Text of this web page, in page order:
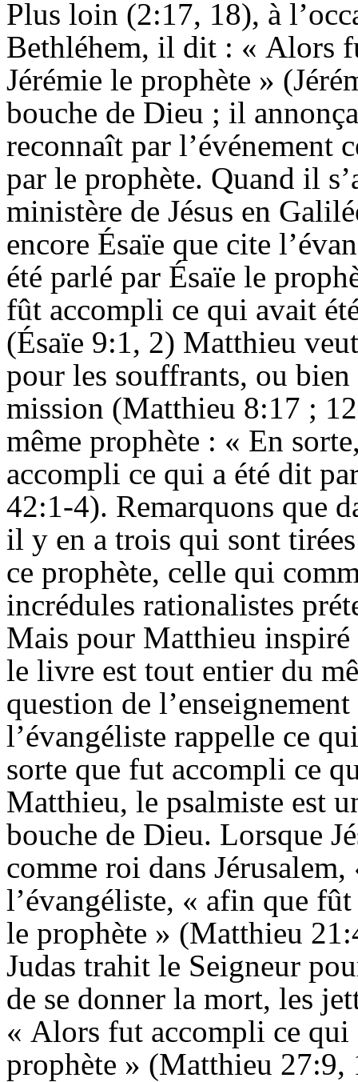
Plus loin (2:17, 18), à
Bethléhem, il dit : « Alors
Jérémie le prophète »
bouche de Dieu ; il
reconnaît par l’événement
par le prophète. Quand il
ministère de Jésus en
encore Ésaïe que cite
été parlé par Ésaïe le
fût accompli ce qui avait
(Ésaïe 9:1, 2) Matthieu
pour les souffrants, ou bien
mission (Matthieu 8:17 ;
même prophète : « En
accompli ce qui a été dit
42:1-4). Remarquons que
il y en a trois qui sont
ce prophète, celle qui
incrédules rationalistes
Mais pour Matthieu inspiré
le livre est tout entier du
question de
l’évangéliste rappelle ce
sorte que fut accompli ce
Matthieu, le psalmiste est
bouche de Dieu. Lorsque
comme roi dans
l’évangéliste, « afin que
le prophète » (Matthieu
Judas trahit le Seigneur
de se donner la mort, les
« Alors fut accompli ce qui
prophète » (Matthieu